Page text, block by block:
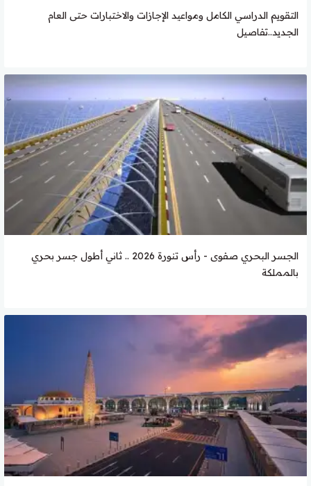
التقويم الدراسي الكامل ومواعيد الإجازات والاختبارات حتى العام
الجديد..تفاصيل
الجسر البحري صفوى - رأس تنورة 2026 .. ثاني أطول جسر بحري
بالمملكة